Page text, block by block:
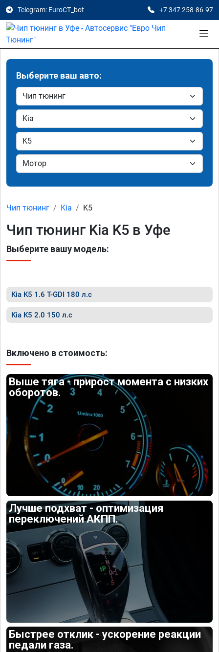
Telegram: EuroCT_bot +7 347 258-86-97
Выберите ваш авто:
Чип тюнинг Kia K5
Чип тюнинг Kia K5 в Уфе
Выберите вашу модель:
Kia K5 1.6 T-GDI 180 л.с
Kia K5 2.0 150 л.с
Включено в стоимость:
Выше тяга - прирост момента с низких
оборотов.
Лучше подхват - оптимизация
переключений АКПП.
Быстрее отклик - ускорение реакции
педали газа.